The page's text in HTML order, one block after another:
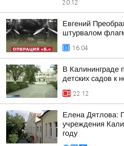
20:12
Евгений
штурвалом
16:04
В Калининграде
детских садов к
22:12
Елена Дятлова:
учреждения
году